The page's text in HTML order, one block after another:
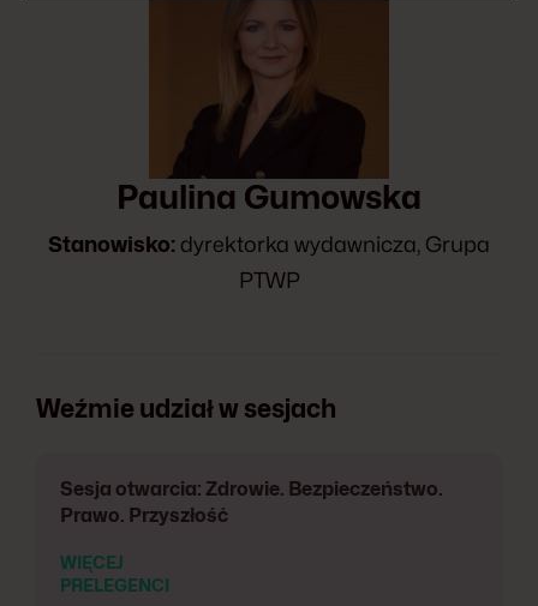
Paulina Gumowska
Stanowisko: dyrektorka wydawnicza, Grupa
PTWP
Weźmie udział w sesjach
Sesja otwarcia: Zdrowie. Bezpieczeństwo.
Prawo. Przyszłość
WIĘCEJ
PRELEGENCI